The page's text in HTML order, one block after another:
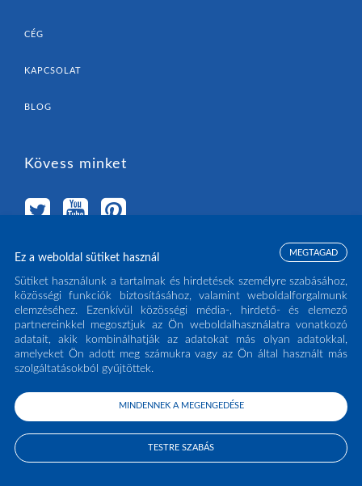
Ez a weboldal sütiket használ
Sütiket használunk a tartalmak és hirdetések személyre szabásához,
közösségi funkciók biztosításához, valamint weboldalforgalmunk
elemzéséhez. Ezenkívül közösségi média-, hirdető- és elemező
partnereinkkel megosztjuk az Ön weboldalhasználatra vonatkozó
adatait, akik kombinálhatják az adatokat más olyan adatokkal,
amelyeket Ön adott meg számukra vagy az Ön által használt más
szolgáltatásokból gyűjtöttek.
MEGTAGAD
TESTRE SZABÁS
MINDENNEK A MEGENGEDÉSE
CÉG
KAPCSOLAT
BLOG
Kövess minket
MAGYARORSZÁG
COPYRIGHT ECLISSE S.R.L. 2026 - ALL RIGHTS RESERVED - P.IVA: IT02141960266
PRIVACY POLICY
COOKIE POLICY